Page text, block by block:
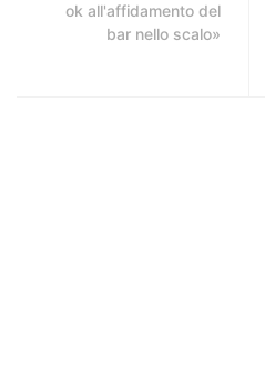
ok all'affidamento del
bar nello scalo»